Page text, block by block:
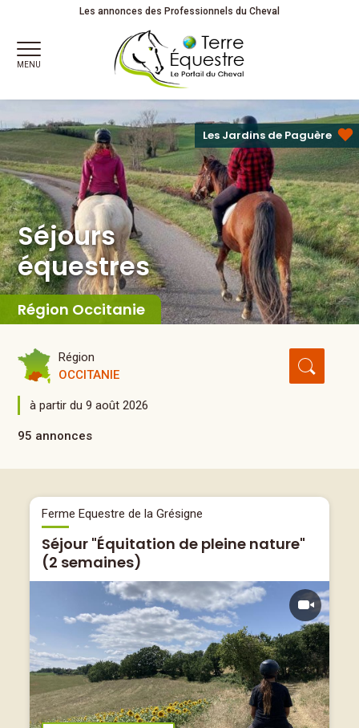
équestresLes annonces des Professionnels du Cheval
MENU
Séjours
équestres
Région Occitanie
Les Jardins de Paguère
Région
OCCITANIE
à partir du 9 août 2026
95 annonces
Ferme Equestre de la Grésigne
Séjour "Équitation de pleine nature"
(2 semaines)